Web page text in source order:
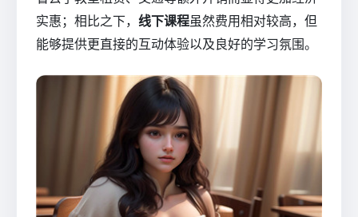
实惠；相比之下， 线下课程虽然费用相对较高，但
能够提供更直接的互动体验以及良好的学习氛围。